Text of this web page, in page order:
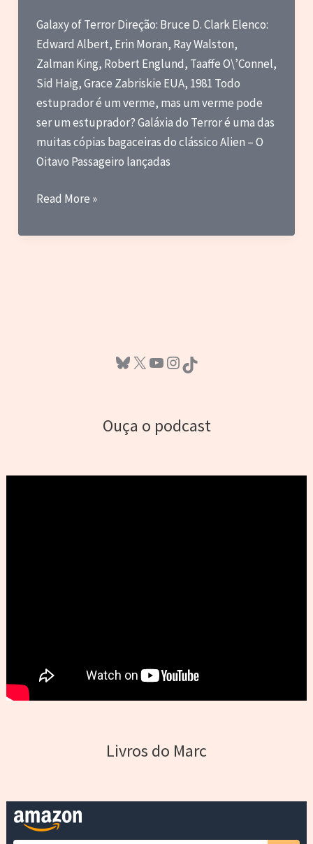
Bluesky X Youtube InstagramTikTok
Ouça o podcast
Livros do Marc
Galaxy of Terror Direção: Bruce D. Clark Elenco:
Edward Albert, Erin Moran, Ray Walston,
Zalman King, Robert Englund, Taaffe O\’Connel,
Sid Haig, Grace Zabriskie EUA, 1981 Todo
estuprador é um verme, mas um verme pode
ser um estuprador? Galáxia do Terror é uma das
muitas cópias bagaceiras do clássico Alien – O
Oitavo Passageiro lançadas
Cine
–
Read More »